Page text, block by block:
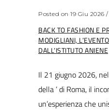
Posted on 19 Giu 2026 /
BACK TO FASHION E
MODIGLIANI,
DALL’ISTITUTO ANIENE
Il 21 giugno 2026,
della ’ di Roma, il
un’esperienza che